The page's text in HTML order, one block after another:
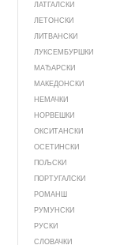
ЛАТГАЛСКИ
ЛЕТОНСКИ
ЛИТВАНСКИ
ЛУКСЕМБУРШКИ
МАЂАРСКИ
МАКЕДОНСКИ
НЕМАЧКИ
НОРВЕШКИ
ОКСИТАНСКИ
ОСЕТИНСКИ
ПОЉСКИ
ПОРТУГАЛСКИ
РОМАНШ
РУМУНСКИ
РУСКИ
СЛОВАЧКИ